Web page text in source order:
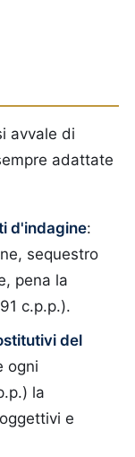
avvale di
adattate
d'indagine:
sequestro
pena la
c.p.p.).
del
ogni
la
e